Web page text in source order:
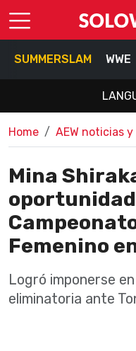
SUMMERSLAM WWE
Home AEW noticias
Mina
Femenino
Logró imponerse
eliminatoria ante